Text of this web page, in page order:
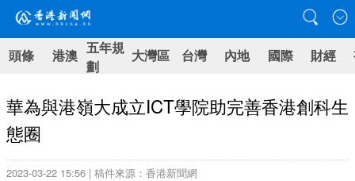
頭條 港澳 五年規
劃
大灣區 台灣 內地 國際 財經
華為與港嶺大成立ICT學院助完善香港創科生
態圈
2023-03-22 15:56 | 稿件來源：香港新聞網